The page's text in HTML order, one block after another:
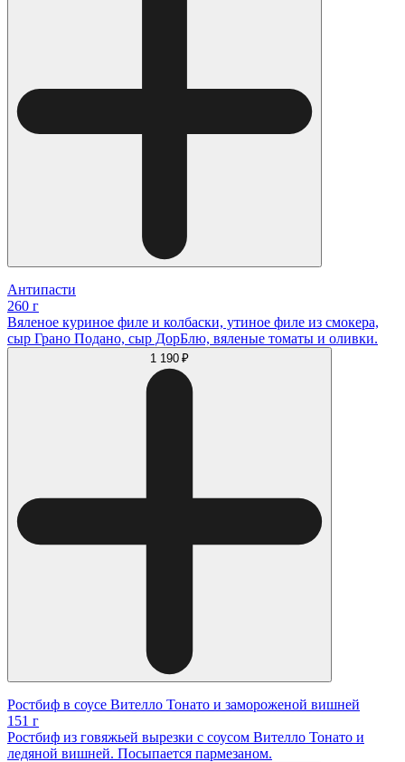
Антипасти
260 г
Вяленое куриное филе и колбаски, утиное филе из смокера,
сыр Грано Подано, сыр ДорБлю, вяленые томаты и оливки.
1 190 ₽
Ростбиф в соусе Вителло Тонато и замороженой вишней
151 г
Ростбиф из говяжьей вырезки с соусом Вителло Тонато и
ледяной вишней. Посыпается пармезаном.